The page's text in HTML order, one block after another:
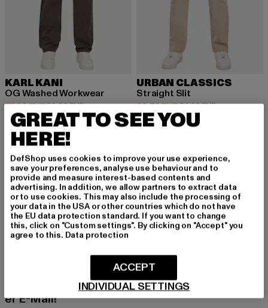
KARL KANI
OG Washed Workwear
77,39 EUR
Derzeitiger Preis: 77,39 EUR
89,99 EURAktionspreis: 89,99 EUR
URBAN CLASSICS
Straight Slit
33,79 EUR
Derzeitiger Preis: 33,79 EUR
64,99 EURAktionspreis:
MELDE DICH AN, UM
INSPIRIERT ZU BLEI
BEN!
Melde dich hier für unseren Newsletter an und
erhalte künftig Informationen über aktuelle Tre
nds, Angebote und Gutscheine von DefShop p
er E-Mail!
GREAT TO SEE YOU
HERE!
DefShop uses cookies to improve your use experience,
save your preferences, analyse use behaviour and to
provide and measure interest-based contents and
advertising. In addition, we allow partners to extract data
or to use cookies. This may also include the processing of
your data in the USA or other countries which do not have
the EU data protection standard. If you want to change
this, click on "Custom settings". By clicking on "Accept" you
agree to this. Data protection
INDIVIDUAL SETTINGS
ACCEPT